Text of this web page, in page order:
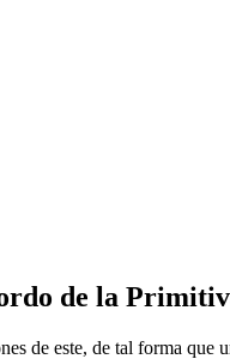
de la
de este, de tal forma